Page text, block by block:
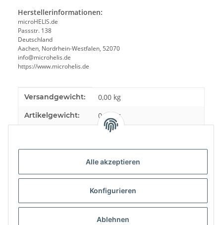
Alle akzeptieren
Konfigurieren
Ablehnen
Herstellerinformationen:
microHELIS.de
Passstr. 138
Deutschland
Aachen, Nordrhein-Westfalen, 52070
info@microhelis.de
https://www.microhelis.de
Produkteigenschaft
Wert
Versandgewicht: 0,00 kg
Artikelgewicht: 0,00 kg
Bewertungen